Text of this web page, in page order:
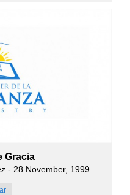
Gracia
- 28 November, 1999